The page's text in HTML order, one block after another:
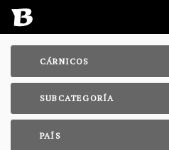
CÁRNICOS
SUBCATEGORÍA
PAÍS